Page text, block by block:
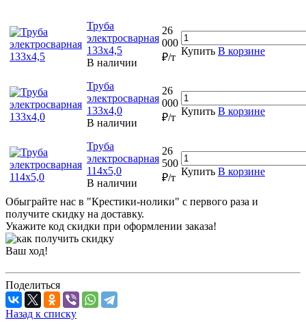
Труба
электросварная
133х4,5
В наличии
26
000
₽/т
Купить В корзине
Труба
электросварная
133х4,0
В наличии
26
000
₽/т
Купить В корзине
Труба
электросварная
114х5,0
В наличии
26
500
₽/т
Купить В корзине
Обыграйте нас в "Крестики-нолики" с первого раза и
получите скидку на доставку.
Укажите код скидки при оформлении заказа!
Ваш ход!
Поделиться
Назад к списку